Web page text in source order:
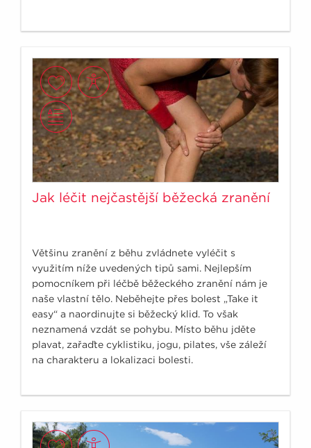
Jak léčit nejčastější běžecká zranění
Většinu zranění z běhu zvládnete vyléčit s
využitím níže uvedených tipů sami. Nejlepším
pomocníkem při léčbě běžeckého zranění nám je
naše vlastní tělo. Neběhejte přes bolest „Take it
easy“ a naordinujte si běžecký klid. To však
neznamená vzdát se pohybu. Místo běhu jděte
plavat, zařaďte cyklistiku, jogu, pilates, vše záleží
na charakteru a lokalizaci bolesti.